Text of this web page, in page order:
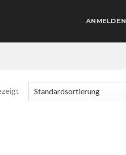
ANMELDEN